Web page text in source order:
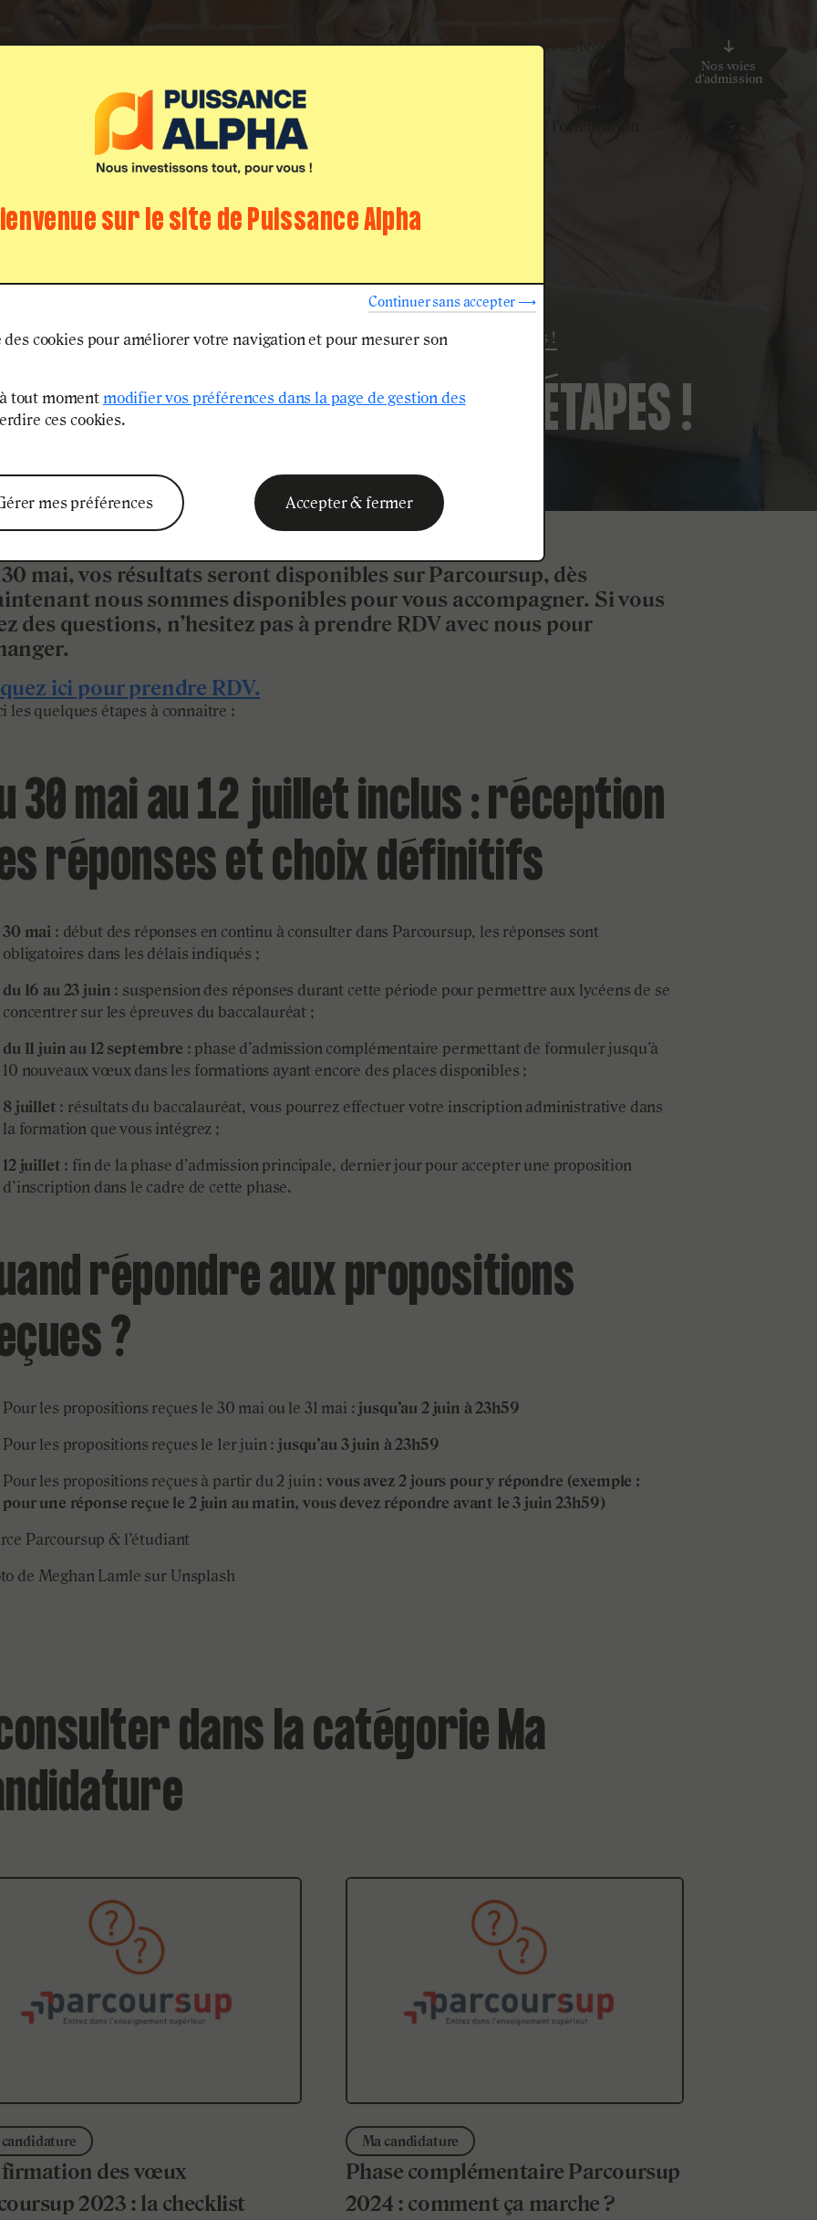
sur le site de Puissance Alpha
cookies pour améliorer votre navigation et pour mesurer son
tout moment modifier vos préférences dans la page de gestion des
ces cookies.
Continuer sans accepter ⟶
mes préférences Accepter & fermer
Nous contacterL'agendaActus et conseilsTélécharger les brochures
Nos voies
d'admission
Puissance
ALPHA
Les écoles
d'ingénieurs
Actus et conseils Ma candidature Parcoursup : Les prochaines étapes !
: LES PROCHAINES ÉTAPES !
le16mai2024 Ma candidature
mai, vos résultats seront disponibles sur Parcoursup, dès
nous sommes disponibles pour vous accompagner. Si vous
des questions, n’hesitez pas à prendre RDV avec nous pour
ici pour prendre RDV.
les quelques étapes à connaitre :
30 mai au 12 juillet inclus : réception
réponses et choix définitifs
30 mai : début des réponses en continu à consulter dans Parcoursup, les réponses sont
obligatoires dans les délais indiqués ;
du 16 au 23 juin : suspension des réponses durant cette période pour permettre aux lycéens de se
concentrer sur les épreuves du baccalauréat ;
du 11 juin au 12 septembre : phase d’admission complémentaire permettant de formuler jusqu’à
10 nouveaux vœux dans les formations ayant encore des places disponibles ;
8 juillet : résultats du baccalauréat, vous pourrez effectuer votre inscription administrative dans
la formation que vous intégrez ;
12 juillet : fin de la phase d’admission principale, dernier jour pour accepter une proposition
d’inscription dans le cadre de cette phase.
répondre aux propositions
?
Pour les propositions reçues le 30 mai ou le 31 mai : jusqu’au 2 juin à 23h59
Pour les propositions reçues le 1er juin : jusqu’au 3 juin à 23h59
Pour les propositions reçues à partir du 2 juin : vous avez 2 jours pour y répondre (exemple :
pour une réponse reçue le 2 juin au matin, vous devez répondre avant le 3 juin 23h59)
Parcoursup & l’étudiant
de Meghan Lamle sur Unsplash
dans la catégorie Ma
des vœux
2023 : la checklist
Ma candidature
Phase complémentaire Parcoursup
2024 : comment ça marche ?